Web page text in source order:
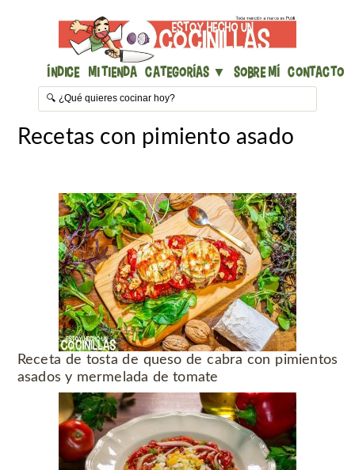
Índice Mi Tienda Categorías ▼ Sobre mí Contacto
Recetas con pimiento asado
Receta de tosta de queso de cabra con pimientos
asados y mermelada de tomate